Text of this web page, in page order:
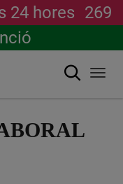
24 hores 269
Cerca